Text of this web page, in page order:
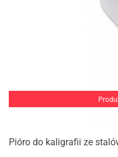
Pióro do kaligrafii ze